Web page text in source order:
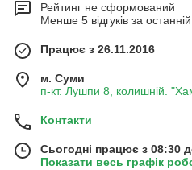
Рейтинг не сформований
Менше 5 відгуків за останній
Працює з 26.11.2016
м. Суми
п-кт. Лушпи 8, колишній.
Контакти
Сьогодні працює з 08:30
Показати весь графік